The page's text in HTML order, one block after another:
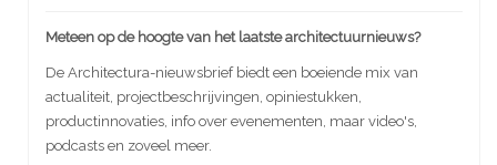
Meteen op de hoogte van het laatste architectuurnieuws?
De Architectura-nieuwsbrief biedt een boeiende mix van
actualiteit, projectbeschrijvingen, opiniestukken,
productinnovaties, info over evenementen, maar video's,
podcasts en zoveel meer.